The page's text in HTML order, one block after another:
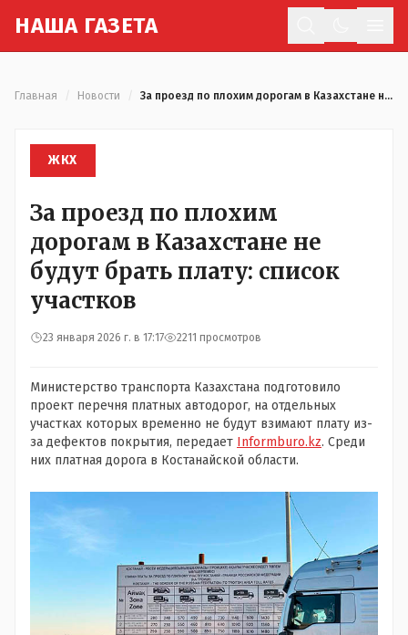
НАША ГАЗЕТА
Главная Новости За проезд по плохим дорогам в Казахстане не будут брать плату: список участков
ЖКХ
За проезд по плохим
дорогам в Казахстане не
будут брать плату: список
участков
23 января 2026 г. в 17:17 2211 просмотров
Министерство транспорта Казахстана подготовило
проект перечня платных автодорог, на отдельных
участках которых временно не будут взимают плату из-
за дефектов покрытия, передает Informburo.kz. Среди
них платная дорога в Костанайской области.